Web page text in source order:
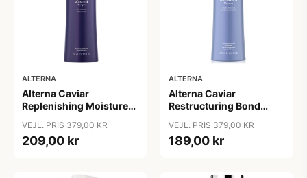
ALTERNA
Alterna Caviar
Replenishing Moisture
VEJL. PRIS 379,00 KR
209,00 kr
ALTERNA
Alterna Caviar
Restructuring Bond
VEJL. PRIS 379,00 KR
189,00 kr